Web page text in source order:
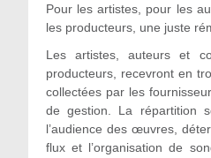
Pour les artistes, pour les
les producteurs, une juste
Les artistes, auteurs et
producteurs, recevront en
collectées par les
de gestion. La répartition
l’audience des œuvres,
flux et l’organisation de